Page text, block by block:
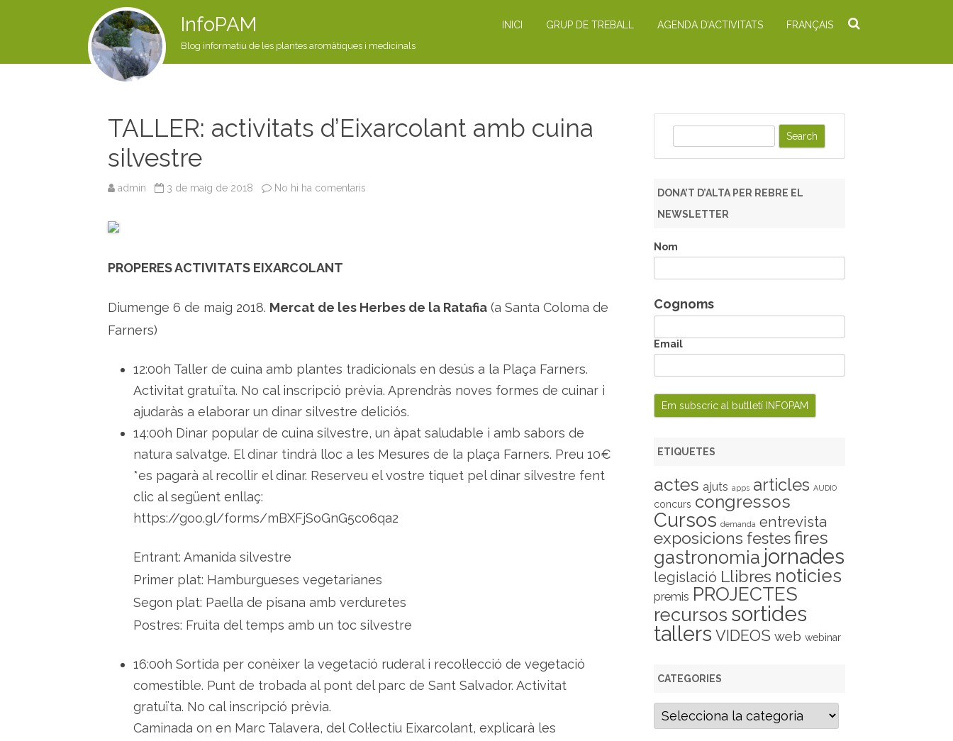
InfoPAM
Blog informatiu de les plantes aromàtiques i medicinals
INICI GRUP DE TREBALL AGENDA D’ACTIVITATS FRANÇAIS
TALLER: activitats d’Eixarcolant amb cuina
silvestre
admin 3 de maig de 2018 No hi ha comentaris
v
d
’
E
i
x
a
c
l
n
b
c
s
i
l
v
s
PROPERES ACTIVITATS EIXARCOLANT
Diumenge 6 de maig 2018. Mercat de les Herbes de la Ratafia (a Santa Coloma de
Farners)
12:00h Taller de cuina amb plantes tradicionals en desús a la Plaça Farners.
Activitat gratuïta. No cal inscripció prèvia. Aprendràs noves formes de cuinar i
ajudaràs a elaborar un dinar silvestre deliciós.
14:00h Dinar popular de cuina silvestre, un àpat saludable i amb sabors de
natura salvatge. El dinar tindrà lloc a les Mesures de la plaça Farners. Preu 10€
*es pagarà al recollir el dinar. Reserveu el vostre tiquet pel dinar silvestre fent
clic al següent enllaç:
https://goo.gl/forms/mBXFjSoGnG5c06qa2
Entrant: Amanida silvestre
Primer plat: Hamburgueses vegetarianes
Segon plat: Paella de pisana amb verduretes
Postres: Fruita del temps amb un toc silvestre
16:00h Sortida per conèixer la vegetació ruderal i recol·lecció de vegetació
comestible. Punt de trobada al pont del parc de Sant Salvador. Activitat
gratuïta. No cal inscripció prèvia.
Caminada on en Marc Talavera, del Col·lectiu Eixarcolant, explicarà les
h
DONA’T D’ALTA PER REBRE EL
NEWSLETTER
Nom
Cognoms
Email
ETIQUETES
actes ajuts apps articles AUDIO
concurs congressos
Cursos demanda entrevista
exposicions festes fires
gastronomia jornades
legislació Llibres noticies
premis PROJECTES
recursos sortides
tallers VIDEOS web webinar
CATEGORIES
C